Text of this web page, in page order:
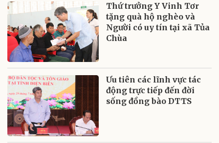
Thứ trưởng Y Vinh Tơr
tặng quà hộ nghèo và
Người có uy tín tại xã Tủa
Chùa
Ưu tiên các lĩnh vực tác
động trực tiếp đến đời
sống đồng bào DTTS